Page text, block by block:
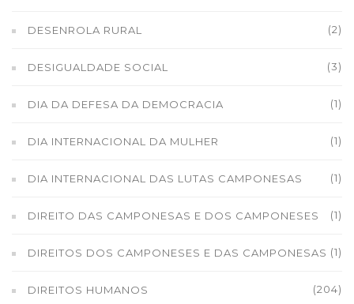
DESENROLA RURAL (2)
DESIGUALDADE SOCIAL (3)
DIA DA DEFESA DA DEMOCRACIA (1)
DIA INTERNACIONAL DA MULHER (1)
DIA INTERNACIONAL DAS LUTAS CAMPONESAS (1)
DIREITO DAS CAMPONESAS E DOS CAMPONESES (1)
DIREITOS DOS CAMPONESES E DAS CAMPONESAS (1)
DIREITOS HUMANOS (204)